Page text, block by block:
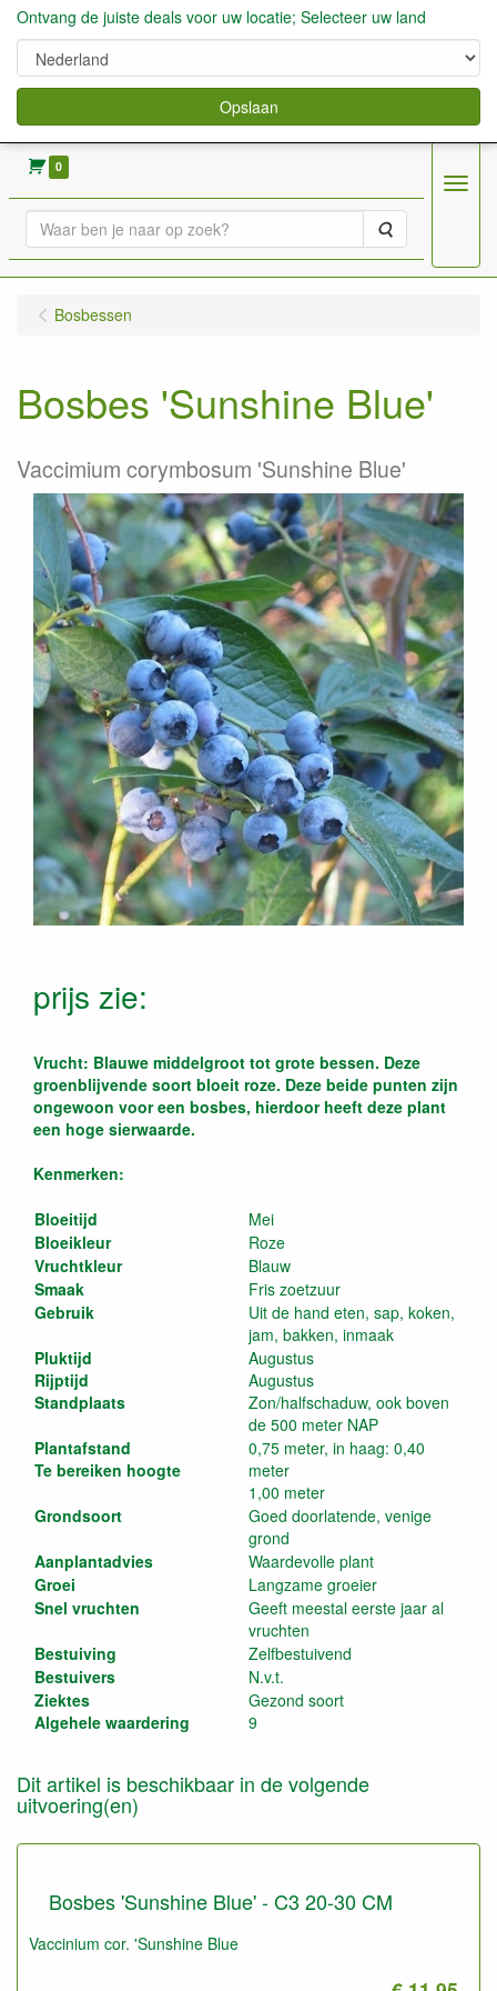
verkoop fruitbomen, bessen,aardbeien enz.
0
Zoeken
Menu
Bosbessen
Bosbes 'Sunshine Blue'
Vaccimium corymbosum 'Sunshine Blue'
prijs zie:
Vrucht: Blauwe middelgroot tot grote bessen. Deze
groenblijvende soort bloeit roze. Deze beide punten zijn
ongewoon voor een bosbes, hierdoor heeft deze plant
een hoge sierwaarde.
Kenmerken:
Bloeitijd
Mei
Bloeikleur
Roze
Vruchtkleur
Blauw
Smaak
Fris zoetzuur
Gebruik
Uit de hand eten, sap, koken,
jam, bakken, inmaak
Pluktijd
Rijptijd
Standplaats
Augustus
Augustus
Zon/halfschaduw, ook boven
de 500 meter NAP
Plantafstand
Te bereiken hoogte
0,75 meter, in haag: 0,40
meter
1,00 meter
Grondsoort
Goed doorlatende, venige
grond
Aanplantadvies
Waardevolle plant
Groei
Langzame groeier
Snel vruchten
Geeft meestal eerste jaar al
vruchten
Bestuiving
Zelfbestuivend
Bestuivers
N.v.t.
Ziektes
Algehele waardering
Gezond soort
9
Dit artikel is beschikbaar in de volgende
uitvoering(en)
Bosbes 'Sunshine Blue' - C3 20-30 CM
Vaccinium cor. 'Sunshine Blue
Ontvang de juiste deals voor uw locatie; Selecteer uw land
Opslaan